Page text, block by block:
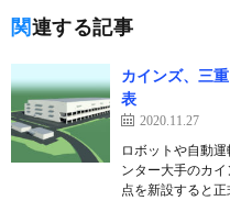
関連する記事
カインズ、三
表
2020.11.27
ロボットや自動
ンター大手のカ
点を新設すると